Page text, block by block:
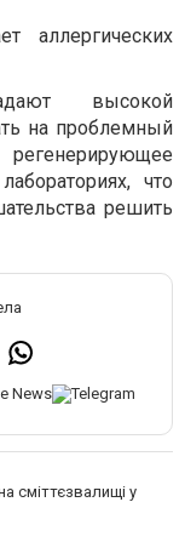
аллергических
высокой
на проблемный
что
решить
сміттєзвалищі у